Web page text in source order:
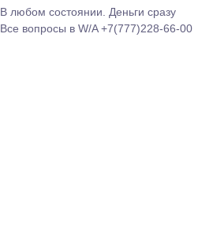
В любом состоянии. Деньги сразу
Все вопросы в W/A +7(777)228-66-00